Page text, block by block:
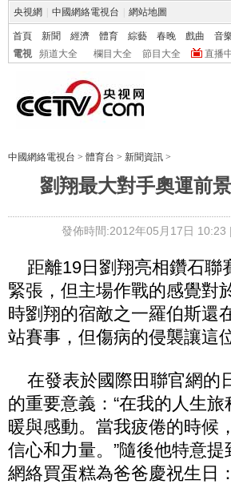
央視網 中國網絡電視台 網站地圖
首頁 新聞 經濟 體育 綜藝 春晚 戲曲 音
電視
頻道大全 欄目大全 節目大全 直播
中國網絡電視台 > 體育台 > 新聞資訊 >
劉翔最大對手奧運前
發佈時間:2012年05月17日 10:23 |
距離19日劉翔亮相鑽石聯
緊張，但主場作戰的感覺對
時劉翔的宿敵之一羅伯斯還
站賽事，但傷病的侵襲讓這
在發表於國際田聯官網的
的重要意義：“在我的人生
暖與感動。當我疲倦的時候
信心和力量。”隨後他特意
網絡買蛋糕為爸爸慶祝生日